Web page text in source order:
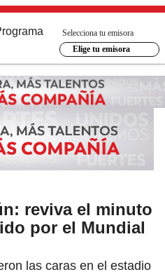
Selecciona tu emisora
Elige tu emisora
reviva el minuto
por el Mundial
las caras en el estadio